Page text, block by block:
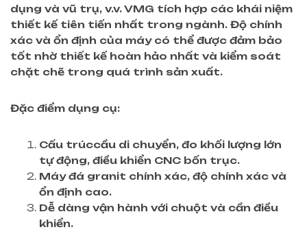
dụng và vũ trụ, v.v. VMG tích hợp các khái niệm
thiết kế tiên tiến nhất trong ngành. Độ chính
xác và ổn định của máy có thể được đảm bảo
tốt nhờ thiết kế hoàn hảo nhất và kiểm soát
chặt chẽ trong quá trình sản xuất.
Đặc điểm dụng cụ:
Cấu trúccầu di chuyển, đo khối lượng lớn
tự động, điều khiển CNC bốn trục.
Máy đá granit chính xác, độ chính xác và
ổn định cao.
Dễ dàng vận hành với chuột và cần điều
khiển.